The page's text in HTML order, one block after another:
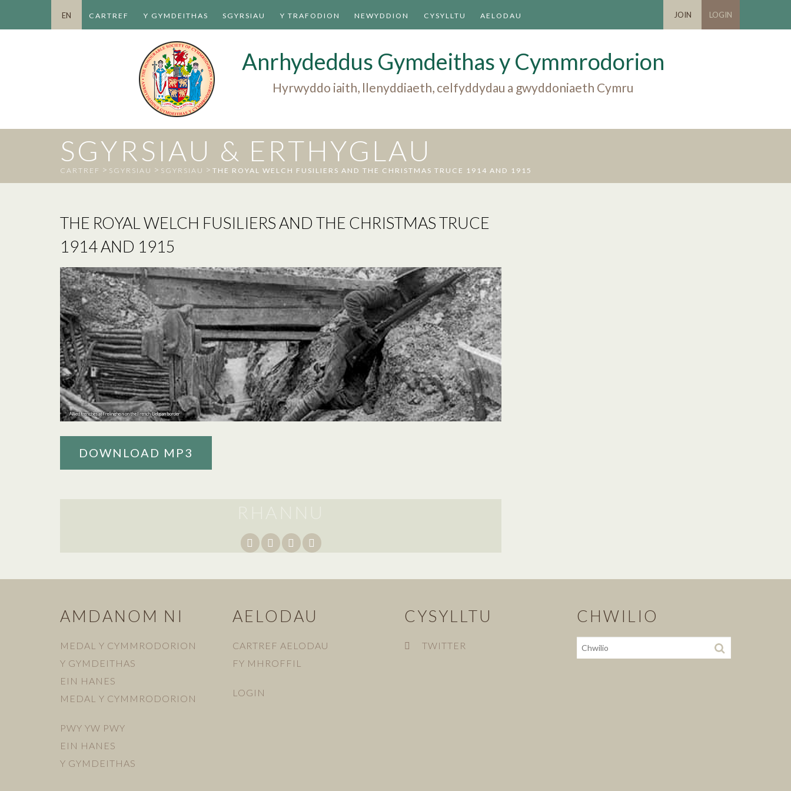
EN CARTREF Y GYMDEITHAS SGYRSIAU Y TRAFODION NEWYDDION CYSYLLTU AELODAU JOIN LOGIN
Anrhydeddus Gymdeithas y Cymmrodorion
Hyrwyddo iaith, llenyddiaeth, celfyddydau a gwyddoniaeth Cymru
SGYRSIAU & ERTHYGLAU
CARTREF > SGYRSIAU > SGYRSIAU > THE ROYAL WELCH FUSILIERS AND THE CHRISTMAS TRUCE 1914 AND 1915
THE ROYAL WELCH FUSILIERS AND THE CHRISTMAS TRUCE
1914 AND 1915
DOWNLOAD MP3
AMDANOM NI
MEDAL Y CYMMRODORION
Y GYMDEITHAS
EIN HANES
MEDAL Y CYMMRODORION
PWY YW PWY
EIN HANES
Y GYMDEITHAS
AELODAU
CARTREF AELODAU
FY MHROFFIL
LOGIN
CYSYLLTU
TWITTER
CHWILIO